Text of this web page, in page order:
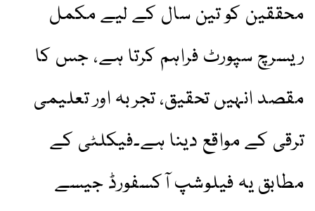
محققین کو تین سال کے لیے مکمل
ریسرچ سپورٹ فراہم کرتا ہے، جس کا
مقصد انہیں تحقیق، تجربہ اور تعلیمی
ترقی کے مواقع دینا ہے۔فیکلٹی کے
مطابق یہ فیلوشپ آکسفورڈ جیسے